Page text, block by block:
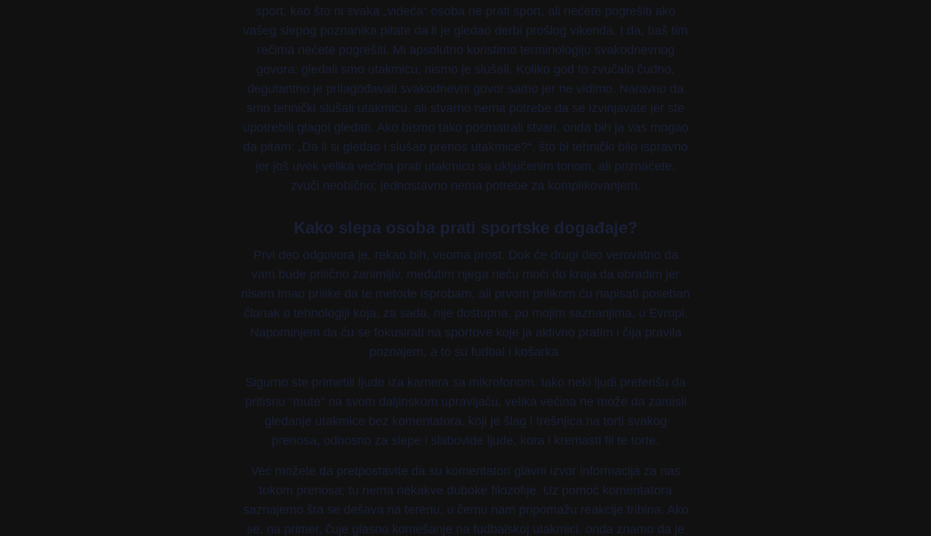
sport, kao što ni svaka „videća“ osoba ne prati sport, ali nećete pogrešiti ako
vašeg slepog poznanika pitate da li je gledao derbi prošlog vikenda. I da, baš tim
rečima nećete pogrešiti. Mi apsolutno koristimo terminologiju svakodnevnog
govora: gledali smo utakmicu, nismo je slušali. Koliko god to zvučalo čudno,
degutantno je prilagođavati svakodnevni govor samo jer ne vidimo. Naravno da
smo tehnički slušali utakmicu, ali stvarno nema potrebe da se izvinjavate jer ste
upotrebili glagol gledati. Ako bismo tako posmatrali stvari, onda bih ja vas mogao
da pitam: „Da li si gledao i slušao prenos utakmice?“, što bi tehnički bilo ispravno
jer još uvek velika većina prati utakmicu sa uključenim tonom, ali priznaćete,
zvuči neobično; jednostavno nema potrebe za komplikovanjem.
Kako slepa osoba prati sportske događaje?
Prvi deo odgovora je, rekao bih, veoma prost. Dok će drugi deo verovatno da
vam bude prilično zanimljiv, međutim njega neću moći do kraja da obradim jer
nisam imao prilike da te metode isprobam, ali prvom prilikom ću napisati poseban
članak o tehnologiji koja, za sada, nije dostupna, po mojim saznanjima, u Evropi.
Napominjem da ću se fokusirati na sportove koje ja aktivno pratim i čija pravila
poznajem, a to su fudbal i košarka.
Sigurno ste primetili ljude iza kamera sa mikrofonom. Iako neki ljudi preferišu da
pritisnu “mute” na svom daljinskom upravljaču, velika većina ne može da zamisli
gledanje utakmice bez komentatora, koji je šlag i trešnjica na torti svakog
prenosa, odnosno za slepe i slabovide ljude, kora i kremasti fil te torte.
Već možete da pretpostavite da su komentatori glavni izvor informacija za nas
tokom prenosa; tu nema nekakve duboke filozofije. Uz pomoć komentatora
saznajemo šta se dešava na terenu, u čemu nam pripomažu reakcije tribina. Ako
se, na primer, čuje glasno komešanje na fudbalskoj utakmici, onda znamo da je